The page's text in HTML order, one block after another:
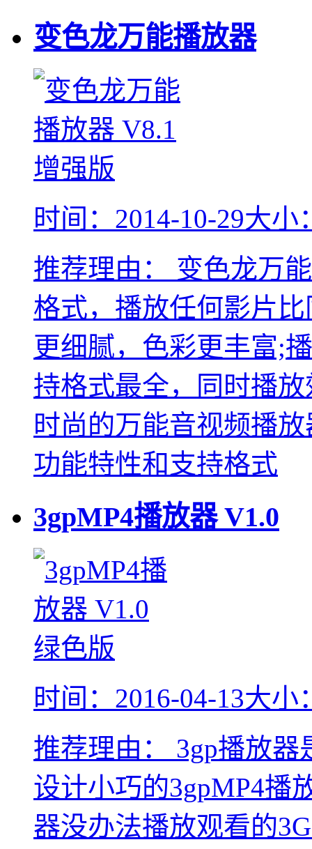
变色龙万能播放器
时间：2014-10-29大小
推荐理由：
变色龙万
格式，播放任何影片
更细腻，色彩更丰富;
持格式最全，同时播
时尚的万能音视频播
功能特性和支持格式
3gpMP4播放器V1.0
时间：2016-04-13大小
推荐理由：
3gp播放器
设计小巧的3gpMP4播
器没办法播放观看的